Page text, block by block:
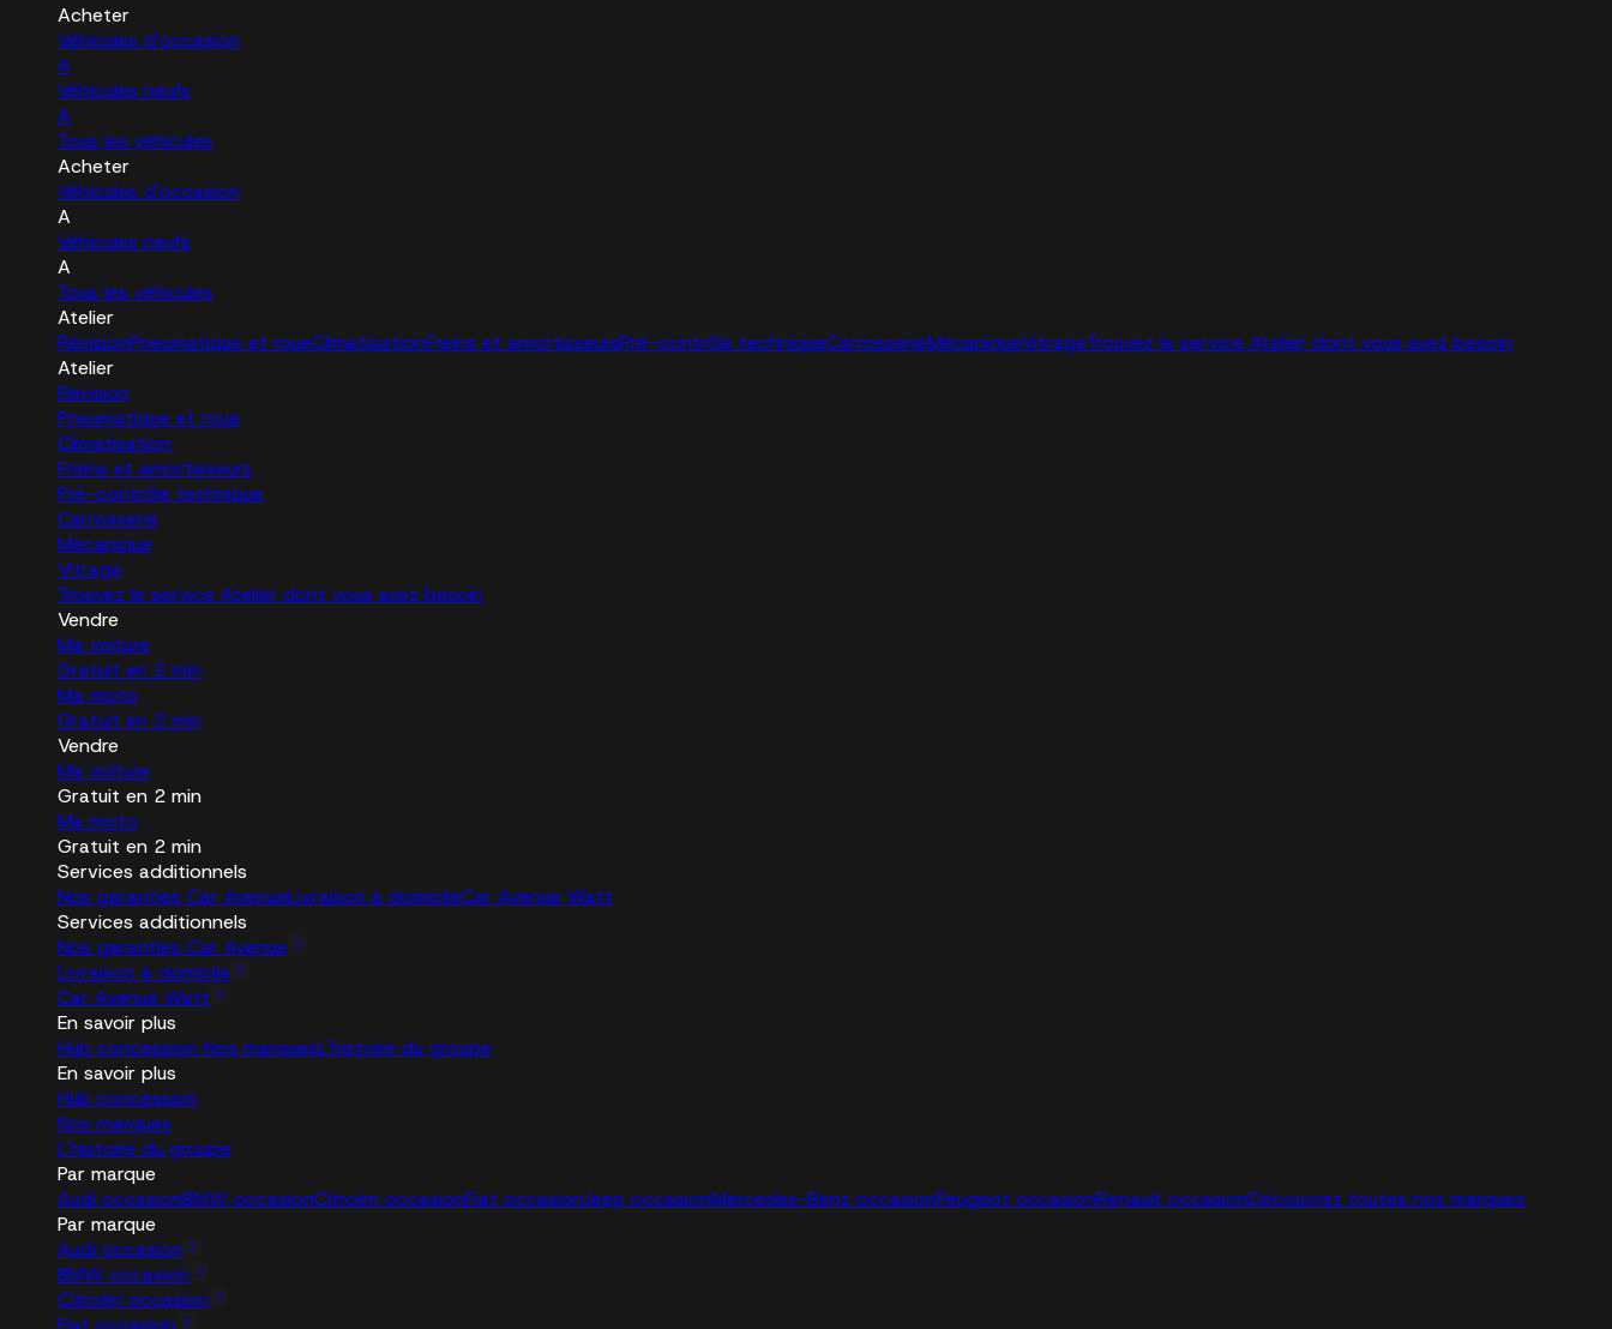
Acheter
Véhicules d'occasion
A
Véhicules neufs
A
Tous les véhicules
Acheter
Véhicules d'occasion
A
Véhicules neufs
A
Tous les véhicules
Atelier
RévisionPneumatique et roueClimatisationFreins et amortisseursPré-contrôle techniqueCarrosserieMécaniqueVitrageTrouvez le service Atelier dont vous avez besoin
Atelier
Révision
Pneumatique et roue
Climatisation
Freins et amortisseurs
Pré-contrôle technique
Carrosserie
Mécanique
Vitrage
Trouvez le service Atelier dont vous avez besoin
Vendre
Ma voiture
Gratuit en 2 min
Ma moto
Gratuit en 2 min
Vendre
Ma voiture
Gratuit en 2 min
Ma moto
Gratuit en 2 min
Services additionnels
Nos garanties Car AvenueLivraison à domicileCar Avenue Watt
Services additionnels
Nos garanties Car Avenue
Livraison à domicile
Car Avenue Watt
En savoir plus
Hub concession Nos marquesL'histoire du groupe
En savoir plus
Hub concession
Nos marques
L'histoire du groupe
Par marque
Audi occasionBMW occasionCitroën occasionFiat occasionJeep occasionMercedes-Benz occasionPeugeot occasionRenault occasionDécouvrez toutes nos marques
Par marque
Audi occasion
BMW occasion
Citroën occasion